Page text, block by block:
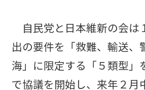
自民党と日本維新の会は
出の要件を「救難、輸送、
海」に限定する「５類型」
で協議を開始し、来年２月